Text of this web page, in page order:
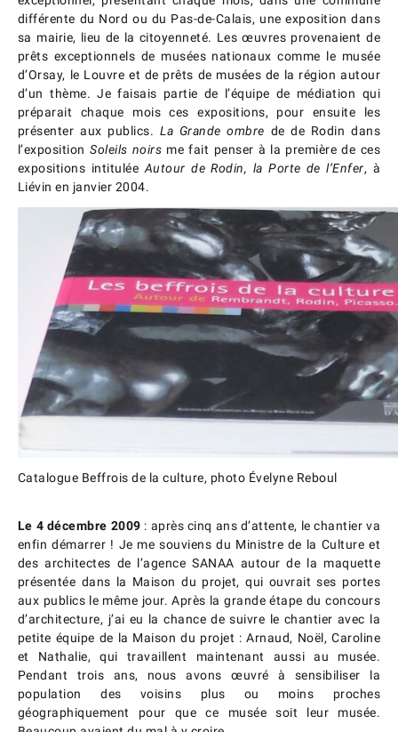
différente du Nord ou du Pas-de-Calais, une exposition dans
sa mairie, lieu de la citoyenneté. Les œuvres provenaient de
prêts exceptionnels de musées nationaux comme le musée
d’Orsay, le Louvre et de prêts de musées de la région autour
d’un thème. Je faisais partie de l’équipe de médiation qui
préparait chaque mois ces expositions, pour ensuite les
présenter aux publics. La Grande ombre de de Rodin dans
l’expositionSoleils noirs me fait penser à la première de ces
expositions intitulée Autour de Rodin, la Porte de l’Enfer, à
Liévin en janvier 2004.
Catalogue Beffrois de la culture, photo Évelyne Reboul
Le 4 décembre 2009 : après cinq ans d’attente, le chantier va
enfin démarrer ! Je me souviens du Ministre de la Culture et
des architectes de l’agence SANAA autour de la maquette
présentée dans la Maison du projet, qui ouvrait ses portes
aux publics le même jour. Après la grande étape du concours
d’architecture, j’ai eu la chance de suivre le chantier avec la
petite équipe de la Maison du projet : Arnaud, Noël, Caroline
et Nathalie, qui travaillent maintenant aussi au musée.
Pendant trois ans, nous avons œuvré à sensibiliser la
population des voisins plus ou moins proches
géographiquement pour que ce musée soit leur musée.